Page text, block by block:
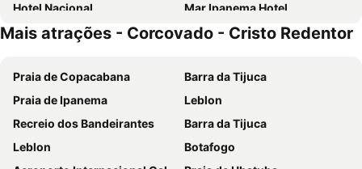
Hotel Nacional
Mar Ipanema Hotel
Hilton Rio de Janeiro Copacabana
Hotel Atlântico Rio
Windsor Marapendi
Sheraton Grand Rio Hotel & Resort
Windsor Oceanico
Vila Galé Rio de Janeiro
ibis budget RJ Praia de Botafogo
Copacabana Palace, A Belmond Hotel, Rio de Janeiro
B&B HOTEL Rio Copacabana Forte
Samba Bossa Nova Ipanema
Mais atrações - Corcovado - Cristo Redentor
Praia de Copacabana
Barra da Tijuca
Praia de Ipanema
Leblon
Recreio dos Bandeirantes
Barra da Tijuca
Leblon
Botafogo